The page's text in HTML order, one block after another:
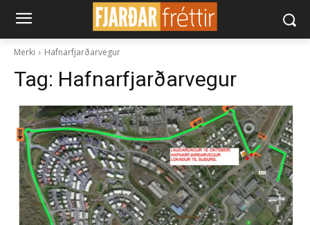
Merki Hafnarfjarðarvegur
Tag: Hafnarfjarðarvegur